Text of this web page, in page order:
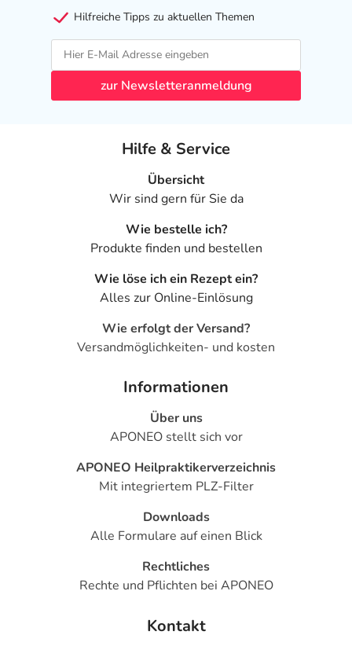
Hilfreiche Tipps zu aktuellen Themen
zur Newsletteranmeldung
Hilfe & Service
Übersicht
Wir sind gern für Sie da
Wie bestelle ich?
Produkte finden und bestellen
Wie löse ich ein Rezept ein?
Alles zur Online-Einlösung
Wie erfolgt der Versand?
Versandmöglichkeiten- und kosten
Informationen
Über uns
APONEO stellt sich vor
APONEO Heilpraktikerverzeichnis
Mit integriertem PLZ-Filter
Downloads
Alle Formulare auf einen Blick
Rechtliches
Rechte und Pflichten bei APONEO
Kontakt